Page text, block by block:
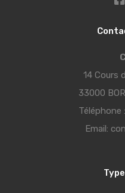
14 Cours
33000
Téléphone :
Email: